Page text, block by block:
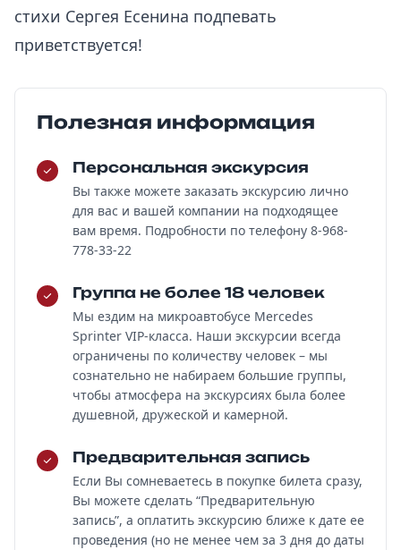
стихи Сергея Есенина подпевать
приветствуется!
Полезная информация
Персональная экскурсия
Вы также можете заказать экскурсию лично
для вас и вашей компании на подходящее
вам время. Подробности по телефону 8-968-
778-33-22
Группа не более 18 человек
Мы ездим на микроавтобусе Mercedes
Sprinter VIP-класса. Наши экскурсии всегда
ограничены по количеству человек – мы
сознательно не набираем большие группы,
чтобы атмосфера на экскурсиях была более
душевной, дружеской и камерной.
Предварительная запись
Если Вы сомневаетесь в покупке билета сразу,
Вы можете сделать “Предварительную
запись”, а оплатить экскурсию ближе к дате ее
проведения (но не менее чем за 3 дня до даты